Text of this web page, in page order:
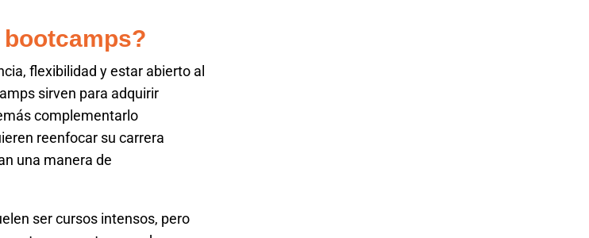
flexibilidad y estar abierto al
sirven para adquirir
complementarlo
reenfocar su carrera
una manera de
ser cursos intensos, pero